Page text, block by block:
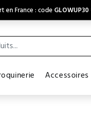
en France : code GLOWUP30
Accessoires